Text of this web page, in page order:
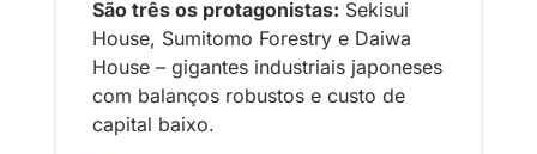
São três os protagonistas: Sekisui
House, Sumitomo Forestry e Daiwa
House – gigantes industriais japoneses
com balanços robustos e custo de
capital baixo.